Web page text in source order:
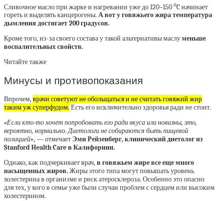
Сливочное масло при жарке и нагревании уже до 120–150 оC начинает
гореть и выделять канцерогены. А вот у говяжьего жира температура
дымления достигает 200 градусов.
Кроме того, из-за своего состава у такой альтернативы маслуменьше
воспалительных свойств.
Читайте также
Минусы и противопоказания
Впрочем,врачи советуют не обольщаться и не считать говяжий жир
таким уж суперфудом. Есть его исключительно здоровья ради не стоит.
«Если кто-то хочет попробовать его ради вкуса или новизны, это,
вероятно, нормально. Диетологи не собираются быть пищевой
полицией», — отмечает Эми Рейзенберг, клинический диетолог из
Stanford Health Care в Калифорнии.
Однако, как подчеркивает врач,в говяжьем жире все еще много
насыщенных жиров.Жиры этого типа могут повышать уровень
холестерина в организме и риск атеросклероза. Особенно это опасно
для тех, у кого в семье уже были случаи проблем с сердцем или высоким
холестерином.